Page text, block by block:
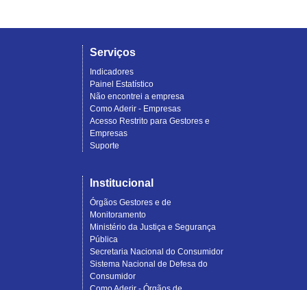
Serviços
Indicadores
Painel Estatístico
Não encontrei a empresa
Como Aderir - Empresas
Acesso Restrito para Gestores e
Empresas
Suporte
Institucional
Órgãos Gestores e de
Monitoramento
Ministério da Justiça e Segurança
Pública
Secretaria Nacional do Consumidor
Sistema Nacional de Defesa do
Consumidor